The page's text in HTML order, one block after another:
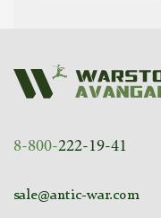
8-800-222-19-41
sale@antic-war.com